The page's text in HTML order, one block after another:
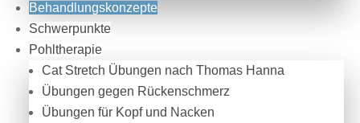
Behandlungskonzepte
Schwerpunkte
Pohltherapie
Cat Stretch Übungen nach Thomas Hanna
Übungen gegen Rückenschmerz
Übungen für Kopf und Nacken